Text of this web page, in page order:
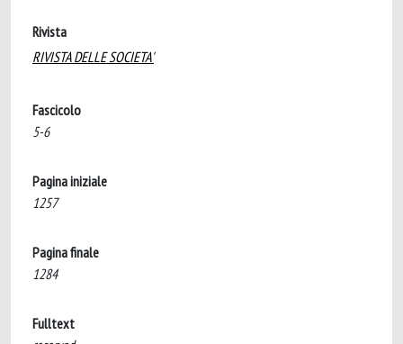
Rivista
RIVISTA DELLE SOCIETA'
Fascicolo
5-6
Pagina iniziale
1257
Pagina finale
1284
Fulltext